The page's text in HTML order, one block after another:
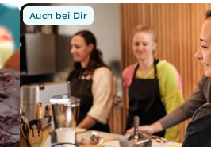
Auch bei Dir